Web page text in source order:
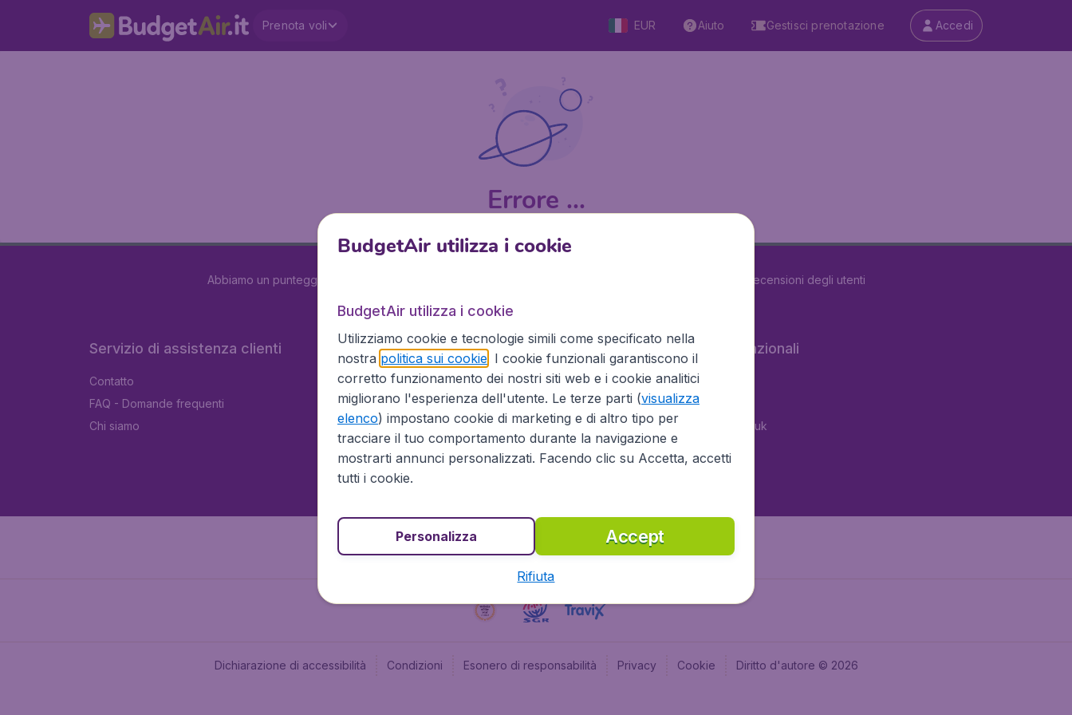
Prenota voli EUR Aiuto Gestisci prenotazione Accedi
Errore ...
Abbiamo un punteggio di recensioni degli utenti
Servizio di assistenza clienti
Contatto
FAQ - Domande frequenti
Chi siamo
BudgetAir.it
Affiliazioni
Informazioni Legali
Opportunità professionali
Siti internazionali
BudgetAir.es
BudgetAir.fr
BudgetAir.co.uk
Dichiarazione di accessibilità Condizioni Esonero di responsabilità Privacy Cookie Diritto d'autore © 2026
BudgetAir utilizza i cookie
BudgetAir utilizza i cookie
Utilizziamo cookie e tecnologie simili come specificato nella
nostra politica sui cookie. I cookie funzionali garantiscono il
corretto funzionamento dei nostri siti web e i cookie analitici
migliorano l'esperienza dell'utente. Le terze parti (visualizza
elenco) impostano cookie di marketing e di altro tipo per
tracciare il tuo comportamento durante la navigazione e
mostrarti annunci personalizzati. Facendo clic su Accetta, accetti
tutti i cookie.
Accept
Personalizza
Rifiuta